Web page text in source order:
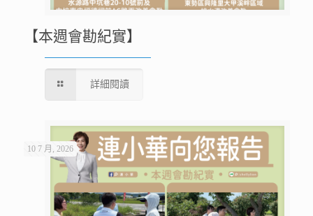
【本週會勘紀實】
詳細閱讀
10 7 月, 2026